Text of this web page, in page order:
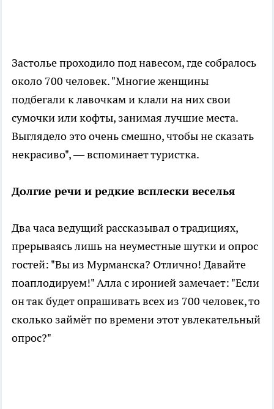
Застолье проходило под навесом, где собралось
около 700 человек. "Многие женщины
подбегали к лавочкам и клали на них свои
сумочки или кофты, занимая лучшие места.
Выглядело это очень смешно, чтобы не сказать
некрасиво", — вспоминает туристка.
Долгие речи и редкие всплески веселья
Два часа ведущий рассказывал о традициях,
прерываясь лишь на неуместные шутки и опрос
гостей: "Вы из Мурманска? Отлично! Давайте
поаплодируем!" Алла с иронией замечает: "Если
он так будет опрашивать всех из 700 человек, то
сколько займёт по времени этот увлекательный
опрос?"